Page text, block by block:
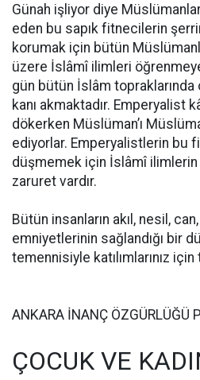
Günah işliyor diye
eden bu sapık fitnecilerin
korumak için bütün
üzere İslâmî ilimleri
gün bütün İslâm
kanı akmaktadır. Emperyalist
dökerken Müslüman’ı
ediyorlar. Emperyalistlerin bu
düşmemek için İslâmî
zaruret vardır.
Bütün insanların akıl, nesil,
emniyetlerinin sağlandığı bir
temennisiyle katılımlarınız
ANKARA İNANÇ ÖZGÜRLÜĞÜ
ÇOCUK VE